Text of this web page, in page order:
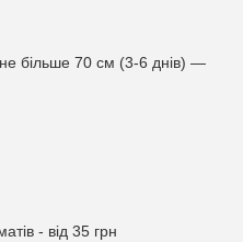
більше 70 см (3-6 днів) —
- від 35 грн